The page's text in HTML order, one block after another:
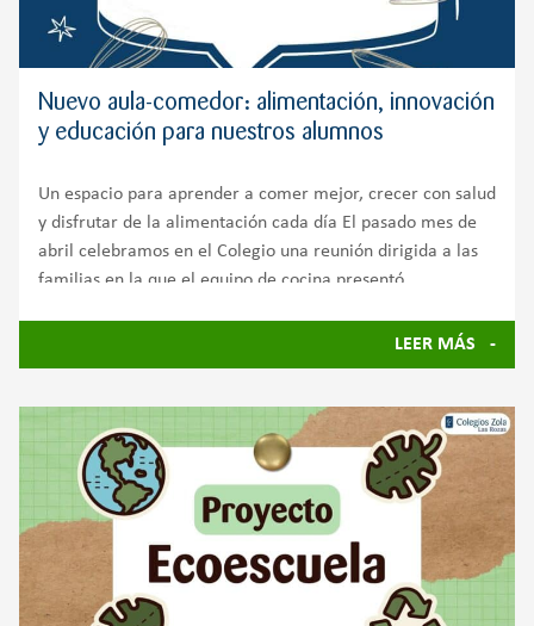
Nuevo aula-comedor: alimentación, innovación
y educación para nuestros alumnos
Un espacio para aprender a comer mejor, crecer con salud
y disfrutar de la alimentación cada día El pasado mes de
abril celebramos en el Colegio una reunión dirigida a las
familias en la que el equipo de cocina presentó
LEER MÁS